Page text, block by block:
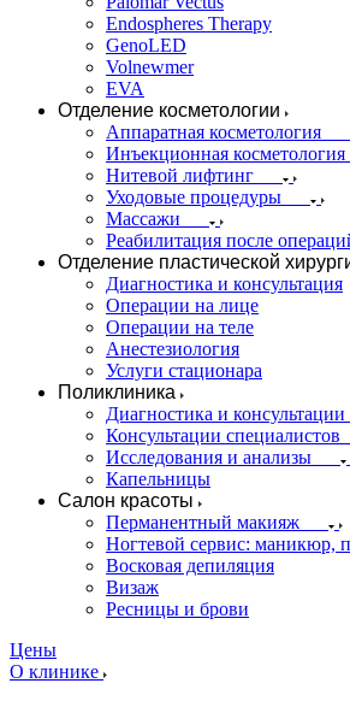
Endospheres Therapy
GenoLED
Volnewmer
EVA
Отделение косметологии
Аппаратная косметология
Инъекционная косметология
Нитевой лифтинг
Уходовые процедуры
Массажи
Реабилитация после
Отделение пластической
Диагностика и консультация
Операции на лице
Операции на теле
Анестезиология
Услуги стационара
Поликлиника
Диагностика и консультации
Консультации специалистов
Исследования и анализы
Капельницы
Салон красоты
Перманентный макияж
Ногтевой сервис: маникюр,
Восковая депиляция
Визаж
Ресницы и брови
Цены
О клинике